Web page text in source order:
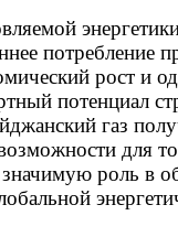
потребление
рост и
потенциал
газ
для
роль в